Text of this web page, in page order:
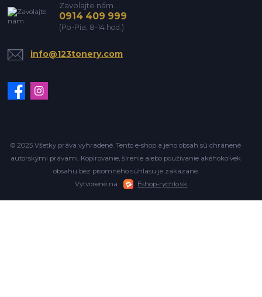
Zavolajte nám.
0914 409 999
(Po-Pia, 8-14 hod.)
info@123tonery.com
© 2025 Všetky práva vyhradené. Tento e-shop a jeho obsah sú chránené
autorskými právami. Kopírovanie, šírenie alebo používanie akéhokoľvek
obsahu bez písomného súhlasu je zakázané.
Vytvorené na
Eshop-rychlo.sk